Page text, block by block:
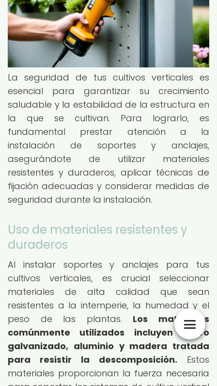
La seguridad de tus cultivos verticales es
esencial para garantizar su crecimiento
saludable y la estabilidad de la estructura en
la que se cultivan. Para lograrlo, es
fundamental prestar atención a la
instalación de soportes y anclajes,
asegurándote de utilizar materiales
resistentes y duraderos, aplicar técnicas de
fijación adecuadas y considerar medidas de
seguridad durante la instalación.
Uso de materiales resistentes y
duraderos
Al instalar soportes y anclajes para tus
cultivos verticales, es crucial seleccionar
materiales de alta calidad que sean
resistentes a la intemperie, la humedad y el
peso de las plantas. Los materiales
comúnmente utilizados incluyen acero
galvanizado, aluminio y madera tratada
para resistir la descomposición. Estos
materiales proporcionan la fuerza necesaria